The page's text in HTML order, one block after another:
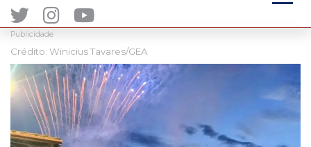
Publicidade
Crédito: Winicius Tavares/GEA